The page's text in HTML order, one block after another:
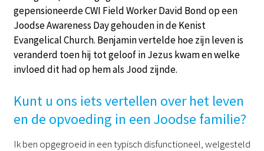
gepensioneerde CWI Field Worker David Bond op een
Joodse Awareness Day gehouden in de Kenist
Evangelical Church. Benjamin vertelde hoe zijn leven is
veranderd toen hij tot geloof in Jezus kwam en welke
invloed dit had op hem als Jood zijnde.
Kunt u ons iets vertellen over het leven
en de opvoeding in een Joodse familie?
Ik ben opgegroeid in een typisch disfunctioneel, welgesteld